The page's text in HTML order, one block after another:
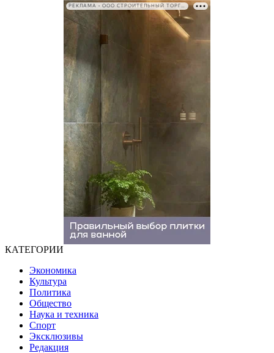
РЕКЛАМА • ООО СТРОИТЕЛЬНЫЙ ТОРГОВЫЙ ДОМ «ПЕТРОВИЧ». ИНН: 7802348846
КАТЕГОРИИ
Экономика
Культура
Политика
Общество
Наука и техника
Спорт
Эксклюзивы
Редакция